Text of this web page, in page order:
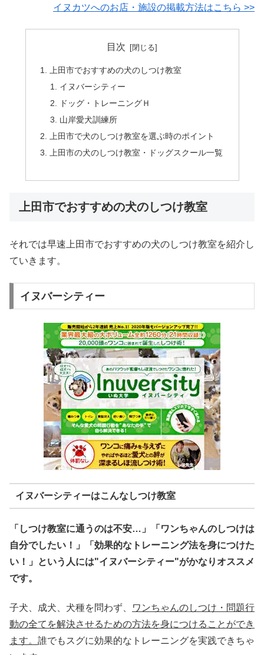
イヌカツへのお店・施設の掲載方法はこちら >>
目次
上田市でおすすめの犬のしつけ教室
イヌバーシティー
ドッグ・トレーニングＨ
山岸愛犬訓練所
上田市で犬のしつけ教室を選ぶ時のポイント
上田市の犬のしつけ教室・ドッグスクール一覧
上田市でおすすめの犬のしつけ教室
それでは早速上田市でおすすめの犬のしつけ教室を紹介し
ていきます。
イヌバーシティー
イヌバーシティーはこんなしつけ教室
「しつけ教室に通うのは不安…」「ワンちゃんのしつけは
自分でしたい！」「効果的なトレーニング法を身につけた
い！」という人には"イヌバーシティー"がかなりオススメ
です。
子犬、成犬、犬種を問わず、
ワンちゃんのしつけ・問題行
動の全てを解決させるための方法を身につけることができ
ます。 誰でもスグに効果的なトレーニングを実践できちゃ